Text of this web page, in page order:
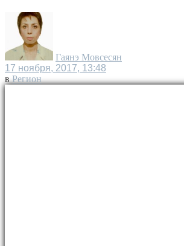
Гаянэ Мовсесян
17 ноября, 2017, 13:48
в Регион